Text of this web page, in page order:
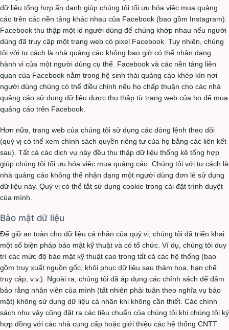
dữ liệu tổng hợp ẩn danh giúp chúng tôi tối ưu hóa việc mua quảng
cáo trên các nền tảng khác nhau của Facebook (bao gồm Instagram).
Facebook thu thập một id người dùng để chúng khớp nhau nếu người
dùng đã truy cập một trang web có pixel Facebook. Tuy nhiên, chúng
tôi với tư cách là nhà quảng cáo không bao giờ có thể nhận dạng
hành vi của một người dùng cụ thể. Facebook và các nền tảng liên
quan của Facebook nằm trong hệ sinh thái quảng cáo khép kín nơi
người dùng chúng có thể điều chỉnh nếu họ chấp thuận cho các nhà
quảng cáo sử dụng dữ liệu được thu thập từ trang web của họ để mua
quảng cáo trên Facebook.
Hơn nữa, trang web của chúng tôi sử dụng các dòng lệnh theo dõi
(quý vị có thể xem chính sách quyền riêng tư của họ bằng các liên kết
sau). Tất cả các dịch vụ này đều thu thập dữ liệu thống kê tổng hợp
giúp chúng tôi tối ưu hóa việc mua quảng cáo. Chúng tôi với tư cách là
nhà quảng cáo không thể nhận dạng một người dùng đơn lẻ sử dụng
dữ liệu này. Quý vị có thể tắt sử dụng cookie trong cài đặt trình duyệt
của mình.
Bảo mật dữ liệu
Để giữ an toàn cho dữ liệu cá nhân của quý vị, chúng tôi đã triển khai
một số biện pháp bảo mật kỹ thuật và có tổ chức. Ví dụ, chúng tôi duy
trì các mức độ bảo mật kỹ thuật cao trong tất cả các hệ thống (bao
gồm truy xuất nguồn gốc, khôi phục dữ liệu sau thảm họa, hạn chế
truy cập, v.v.). Ngoài ra, chúng tôi đã áp dụng các chính sách để đảm
bảo rằng nhân viên của mình (tất nhiên phải tuân theo nghĩa vụ bảo
mật) không sử dụng dữ liệu cá nhân khi không cần thiết. Các chính
sách như vậy cũng đặt ra các tiêu chuẩn của chúng tôi khi chúng tôi ký
hợp đồng với các nhà cung cấp hoặc giới thiệu các hệ thống CNTT